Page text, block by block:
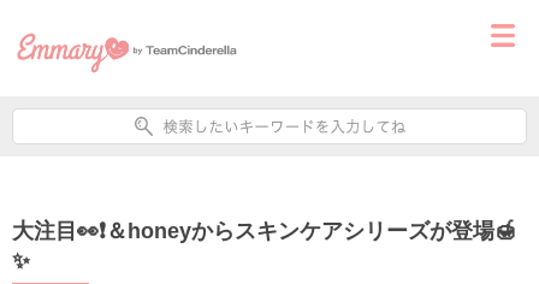
大注目👀❗＆honeyからスキンケアシリーズが登場🍯
✨